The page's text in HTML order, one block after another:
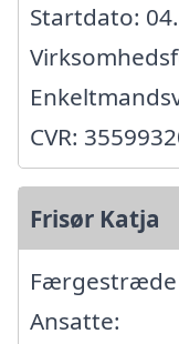
Startdato:
CVR:
Frisør Katja
Færgestræde
Ansatte: